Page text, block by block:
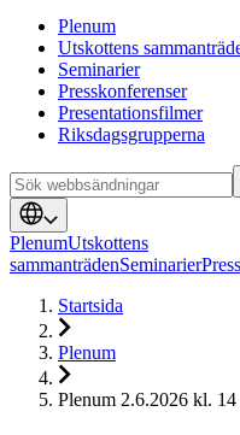
Plenum
Utskottens
Seminarier
Presskonferenser
Presentationsfilmer
Riksdagsgrupperna
PlenumUtskottens
sammanträdenSeminarier
Startsida
Plenum
Plenum 2.6.2026 kl. 14